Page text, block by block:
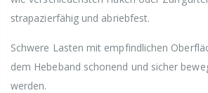
strapazierfähig und abriebfest.
Schwere Lasten mit empfindlichen
dem Hebeband schonend und sicher
werden.